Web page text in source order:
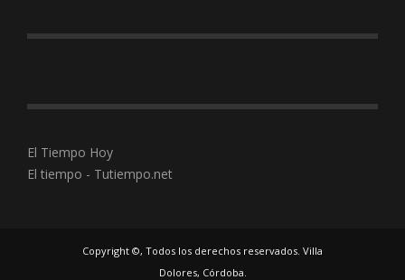
El Tiempo Hoy
El tiempo - Tutiempo.net
Copyright ©, Todos los derechos reservados. Villa
Dolores, Córdoba.